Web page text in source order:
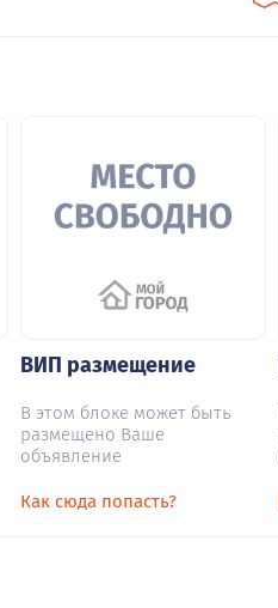
ВИП размещение
В этом блоке может быть
размещено Ваше
объявление
Как сюда попасть?